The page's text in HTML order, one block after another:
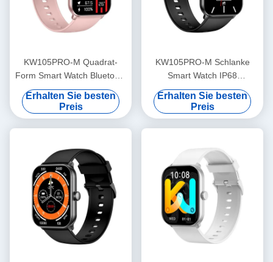
KW105PRO-M Quadrat-
Form Smart Watch Bluetooth
Anrufen Smart Watch
Amoled Anzeige
Erhalten Sie besten
Preis
KW105PRO-M Schlanke
Smart Watch IP68
Wasserdichte TFT-Display
Smartwatch
Erhalten Sie besten
Preis